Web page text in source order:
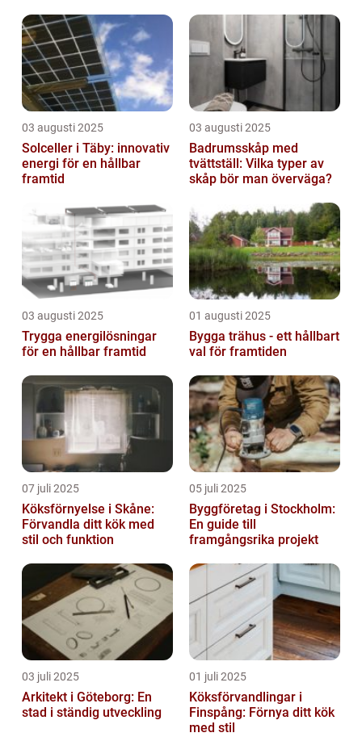
03 augusti 2025
Solceller i Täby: innovativ
energi för en hållbar
framtid
03 augusti 2025
Badrumsskåp med
tvättställ: Vilka typer av
skåp bör man överväga?
03 augusti 2025
Trygga energilösningar
för en hållbar framtid
01 augusti 2025
Bygga trähus - ett hållbart
val för framtiden
07 juli 2025
Köksförnyelse i Skåne:
Förvandla ditt kök med
stil och funktion
05 juli 2025
Byggföretag i Stockholm:
En guide till
framgångsrika projekt
03 juli 2025
Arkitekt i Göteborg: En
stad i ständig utveckling
01 juli 2025
Köksförvandlingar i
Finspång: Förnya ditt kök
med stil